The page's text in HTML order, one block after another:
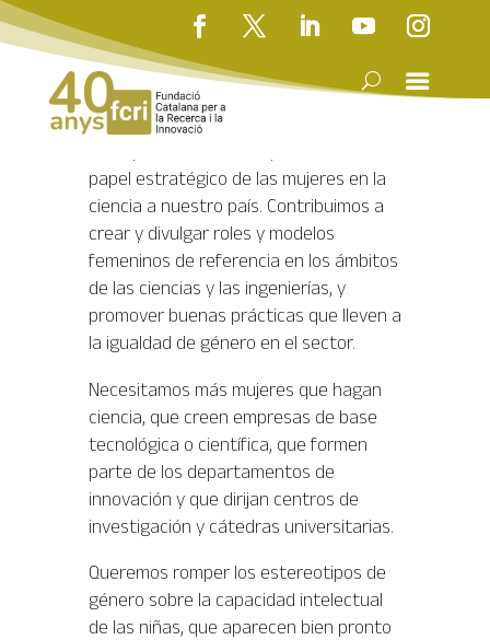
#científiques
Con el programa #cien
papel estratégico de las mujeres en la
ciencia a nuestro país. Contribuimos a
crear y divulgar roles y modelos
femeninos de referencia en los ámbitos
de las ciencias y las ingenierías, y
promover buenas prácticas que lleven a
la igualdad de género en el sector.
Necesitamos más mujeres que hagan
ciencia, que creen empresas de base
tecnológica o científica, que formen
parte de los departamentos de
innovación y que dirijan centros de
investigación y cátedras universitarias.
Queremos romper los estereotipos de
género sobre la capacidad intelectual
de las niñas, que aparecen bien pronto